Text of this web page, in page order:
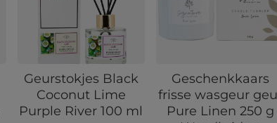
Geurstokjes Black
Coconut Lime
Purple River 100 ml
Geschenkkaars
frisse wasgeur
Pure Linen 250 g